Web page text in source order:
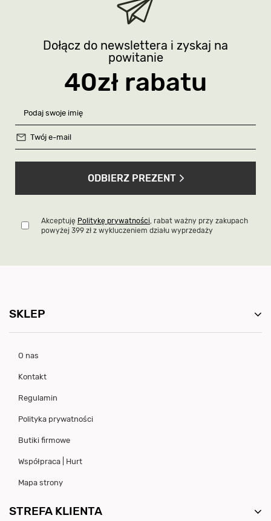
Dołącz do newslettera i zyskaj na
powitanie
40zł rabatu
ODBIERZ PREZENT
Akceptuję Politykę prywatności, rabat ważny przy zakupach
powyżej 399 zł z wykluczeniem działu wyprzedaży
SKLEP
O nas
Kontakt
Regulamin
Polityka prywatności
Butiki firmowe
Współpraca | Hurt
Mapa strony
STREFA KLIENTA